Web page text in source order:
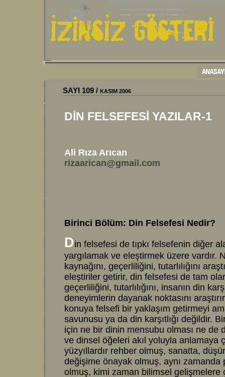
SAYI 109 / KASIM 2006
DİN FELSEFESİ YAZILAR-1
Ali Rıza Arıcan
rizaarican@gmail.com
Birinci Bölüm: Din Felsefesi Nedir?
Din felsefesi de tıpkı felsefenin diğer
yargılamak ve eleştirmek üzere vardır.
kaynağını, geçerliliğini, tutarlılığını
eleştiriler getirir, din felsefesi de tam
geçerliliğini, tutarlılığını, insanın din
deneyimlerin dayanak noktasını
konuya felsefi bir yaklaşım getirmeyi
savunusu ya da din karşıtlığı değildir.
için ne bir dinin mensubu olması ne de
ve dinsel öğeleri akıl yoluyla anlamaya
yüzyıllardır rehber olmuş, sanatta,
değişime önayak olmuş, aynı zamanda
olmuş, kimi zaman bilimsel gelişmelere